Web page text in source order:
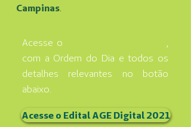
Campinas.
Acesse o
,
com a Ordem do Dia e todos os
detalhes relevantes no botão
abaixo.
Acesse o Edital AGE Digital 2021